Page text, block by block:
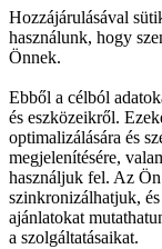
Hozzájárulásával
használunk, hogy
Önnek.
Ebből a célból
és eszközeikről.
optimalizálására és
megjelenítésére,
használjuk fel. Az
szinkronizálhatjuk,
ajánlatokat
a szolgáltatásaikat.